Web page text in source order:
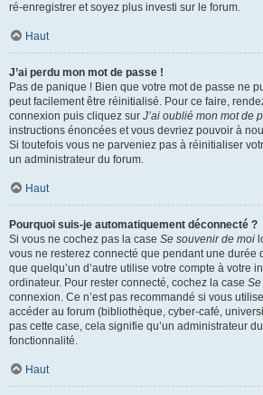
ré-enregistrer et soyez plus investi sur le forum.
Haut
J’ai perdu mon mot de passe !
Pas de panique ! Bien que votre mot de passe ne
peut facilement être réinitialisé. Pour ce faire,
connexion puis cliquez sur J’ai oublié mon mot de
instructions énoncées et vous devriez pouvoir à
Si toutefois vous ne parveniez pas à réinitialiser
un administrateur du forum.
Haut
Pourquoi suis-je automatiquement déconnecté ?
Si vous ne cochez pas la case Se souvenir de moi
vous ne resterez connecté que pendant une durée
que quelqu’un d’autre utilise votre compte à votre
ordinateur. Pour rester connecté, cochez la case
connexion. Ce n’est pas recommandé si vous
accéder au forum (bibliothèque, cyber-café,
pas cette case, cela signifie qu’un administrateur
fonctionnalité.
Haut